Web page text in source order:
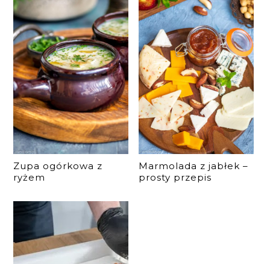
Zupa ogórkowa z
ryżem
Marmolada z jabłek –
prosty przepis